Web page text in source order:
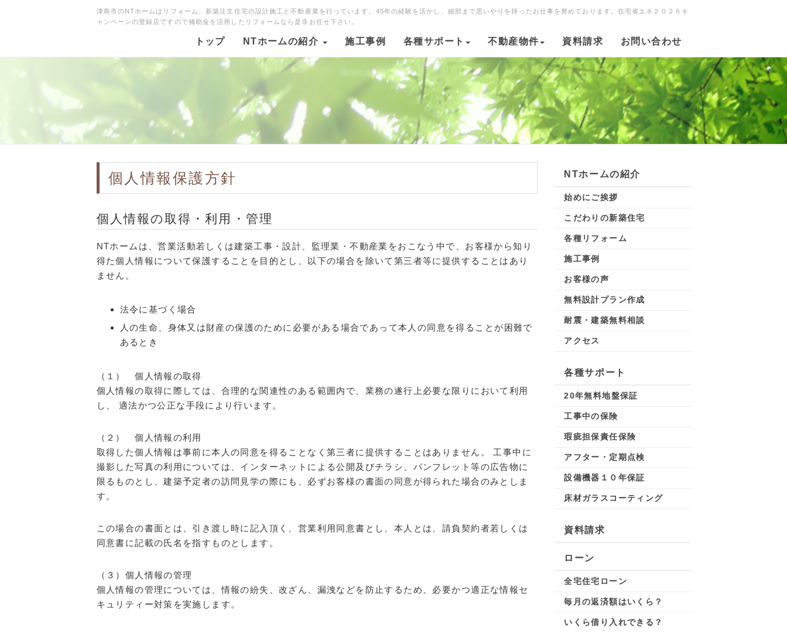
津島市のNTホームはリフォーム、新築注文住宅の設計施工と不動産業を行っています。45年の経験を活かし、細部まで思いやりを持ったお仕事を努めております。住宅省エネ２０２６キ
ャンペーンの登録店ですので補助金を活用したリフォームなら是非お任せ下さい。
トップ NTホームの紹介 施工事例 各種サポート 不動産物件 資料請求 お問い合わせ
個人情報保護方針
個人情報の取得・利用・管理
NTホームは、営業活動若しくは建築工事・設計、監理業・不動産業をおこなう中で、お客様から知り
得た個人情報について保護することを目的とし、以下の場合を除いて第三者等に提供することはあり
ません。
法令に基づく場合
人の生命、身体又は財産の保護のために必要がある場合であって本人の同意を得ることが困難で
あるとき
（１） 個人情報の取得
個人情報の取得に際しては、合理的な関連性のある範囲内で、業務の遂行上必要な限りにおいて利用
し、 適法かつ公正な手段により行います。
（２） 個人情報の利用
取得した個人情報は事前に本人の同意を得ることなく第三者に提供することはありません。 工事中に
撮影した写真の利用については、インターネットによる公開及びチラシ、パンフレット等の広告物に
限るものとし、建築予定者の訪問見学の際にも、必ずお客様の書面の同意が得られた場合のみとしま
す。
この場合の書面とは、引き渡し時に記入頂く、営業利用同意書とし、本人とは、請負契約者若しくは
同意書に記載の氏名を指すものとします。
（３）個人情報の管理
個人情報の管理については、情報の紛失、改ざん、漏洩などを防止するため、必要かつ適正な情報セ
キュリティー対策を実施します。
NTホームの紹介
始めにご挨拶
こだわりの新築住宅
各種リフォーム
施工事例
お客様の声
無料設計プラン作成
耐震・建築無料相談
アクセス
各種サポート
20年無料地盤保証
工事中の保険
瑕疵担保責任保険
アフター・定期点検
設備機器１０年保証
床材ガラスコーティング
資料請求
ローン
全宅住宅ローン
毎月の返済額はいくら？
いくら借り入れできる？